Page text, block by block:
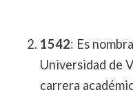
1542: Es
Universidad de
carrera